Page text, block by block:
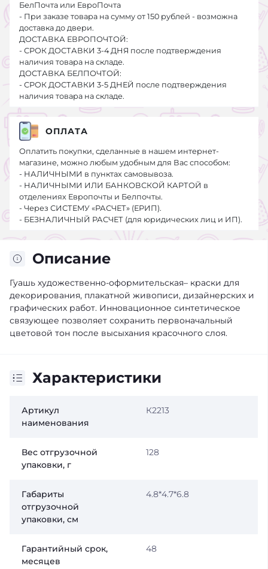
Описание
Гуашь художественно-оформительская– краски для
декорирования, плакатной живописи, дизайнерских и
графических работ. Инновационное синтетическое
связующее позволяет сохранить первоначальный
цветовой тон после высыхания красочного слоя.
Характеристики
Артикул
наименования
К2213
Вес отгрузочной
упаковки, г
128
Габариты
отгрузочной
упаковки, см
4.8*4.7*6.8
Гарантийный срок,
месяцев
48
БелПочта или ЕвроПочта
- При заказе товара на сумму от 150 рублей - возможна
доставка до двери.
ДОСТАВКА ЕВРОПОЧТОЙ:
- СРОК ДОСТАВКИ 3-4 ДНЯ после подтверждения
наличия товара на складе.
ДОСТАВКА БЕЛПОЧТОЙ:
- СРОК ДОСТАВКИ 3-5 ДНЕЙ после подтверждения
наличия товара на складе.
ОПЛАТА
Оплатить покупки, сделанные в нашем интернет-
магазине, можно любым удобным для Вас способом:
- НАЛИЧНЫМИ в пунктах самовывоза.
- НАЛИЧНЫМИ ИЛИ БАНКОВСКОЙ КАРТОЙ в
отделениях Европочты и Белпочты.
- Через СИСТЕМУ «РАСЧЕТ» (ЕРИП).
- БЕЗНАЛИЧНЫЙ РАСЧЕТ (для юридических лиц и ИП).